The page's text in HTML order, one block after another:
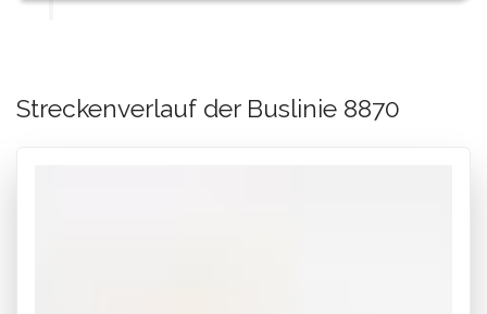
Streckenverlauf der Buslinie 8870